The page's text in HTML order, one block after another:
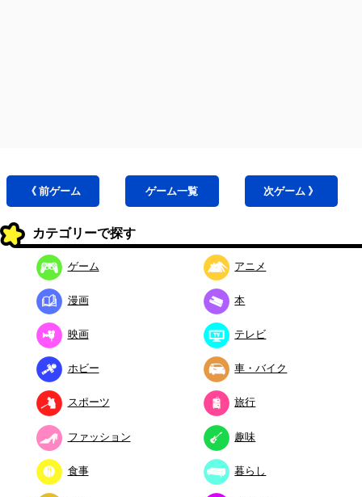
《 前ゲーム ゲーム一覧 次ゲーム 》
カテゴリーで探す
ゲーム アニメ
漫画 本
映画 テレビ
ホビー 車・バイク
スポーツ 旅行
ファッション 趣味
食事 暮らし